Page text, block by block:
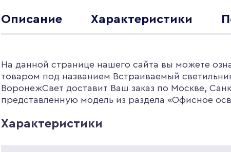
Описание Характеристики
На данной странице нашего сайта вы можете
товаром под названием Встраиваемый
ВоронежСвет доставит Ваш заказ по Москве,
представленную модель из раздела «Офисное
Характеристики